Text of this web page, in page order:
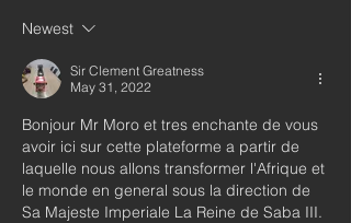
Newest
Sir Clement Greatness
May 31, 2022
Bonjour Mr Moro et tres enchante de vous
avoir ici sur cette plateforme a partir de
laquelle nous allons transformer l'Afrique et
le monde en general sous la direction de
Sa Majeste Imperiale La Reine de Saba III.